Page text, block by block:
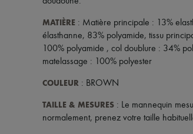
MATIÈRE : Matière principale : 13%
élasthanne, 83% polyamide, tissu
100% polyamide , col doublure : 34%
matelassage : 100% polyester
COULEUR : BROWN
TAILLE & MESURES : Le mannequin
normalement, prenez votre taille